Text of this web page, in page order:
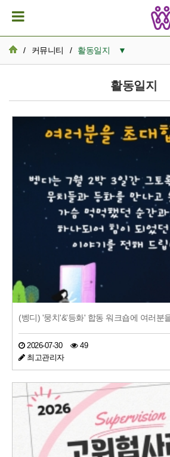
/ 커뮤니티 / 활동일지 ▼
활동일지
뉴스레터 아카이브
카드뉴스
활동가 이모저모
성명서/논평
발간자료
재정보고
활동일지
(벵디) '뭉치'&'등화' 합동 워크숍에 여러분
2026-07-30
49
최고관리자